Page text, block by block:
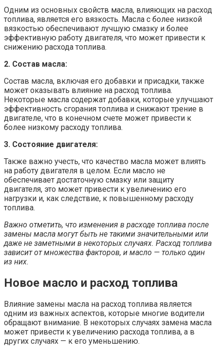
Одним из основных свойств масла, влияющих на расход
топлива, является его вязкость. Масла с более низкой
вязкостью обеспечивают лучшую смазку и более
эффективную работу двигателя, что может привести к
снижению расхода топлива.
2. Состав масла:
Состав масла, включая его добавки и присадки, также
может оказывать влияние на расход топлива.
Некоторые масла содержат добавки, которые улучшают
эффективность сгорания топлива и снижают трение в
двигателе, что в конечном счете может привести к
более низкому расходу топлива.
3. Состояние двигателя:
Также важно учесть, что качество масла может влиять
на работу двигателя в целом. Если масло не
обеспечивает достаточную смазку или защиту
двигателя, это может привести к увеличению его
нагрузки и, как следствие, к повышенному расходу
топлива.
Важно отметить, что изменения в расходе топлива после
замены масла могут быть не такими значительными или
даже не заметными в некоторых случаях. Расход топлива
зависит от множества факторов, и масло — только один
из них.
Новое масло и расход топлива
Влияние замены масла на расход топлива является
одним из важных аспектов, которые многие водители
обращают внимание. В некоторых случаях замена масла
может привести к увеличению расхода топлива, а в
других случаях — к его уменьшению.